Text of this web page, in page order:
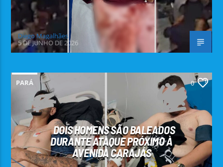
Diego Magalhães
5 DE JUNHO DE 2026
PARÁ 0
DOIS HOMENS SÃO BALEADOS
DURANTE ATAQUE PRÓXIMO À
AVENIDA CARAJÁS